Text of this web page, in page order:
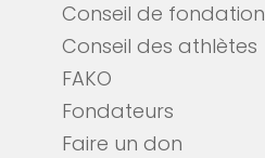
Conseil de fondation
Conseil des athlètes
FAKO
Fondateurs
Faire un don